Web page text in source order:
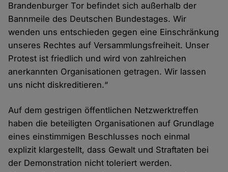
Brandenburger Tor befindet sich außerhalb der
Bannmeile des Deutschen Bundestages. Wir
wenden uns entschieden gegen eine Einschränkung
unseres Rechtes auf Versammlungsfreiheit. Unser
Protest ist friedlich und wird von zahlreichen
anerkannten Organisationen getragen. Wir lassen
uns nicht diskreditieren.“
Auf dem gestrigen öffentlichen Netzwerktreffen
haben die beteiligten Organisationen auf Grundlage
eines einstimmigen Beschlusses noch einmal
explizit klargestellt, dass Gewalt und Straftaten bei
der Demonstration nicht toleriert werden.